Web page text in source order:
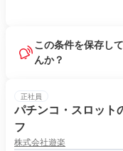
この条件を保存し
んか？
正社員
パチンコ・スロット
フ
株式会社遊楽